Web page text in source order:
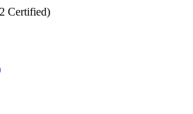
Certified)